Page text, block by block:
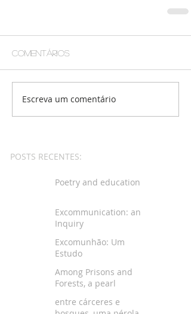
Comentários
Escreva um comentário
POSTS RECENTES:
Poetry and education
Excommunication: an
Inquiry
Excomunhão: Um
Estudo
Among Prisons and
Forests, a pearl
entre cárceres e